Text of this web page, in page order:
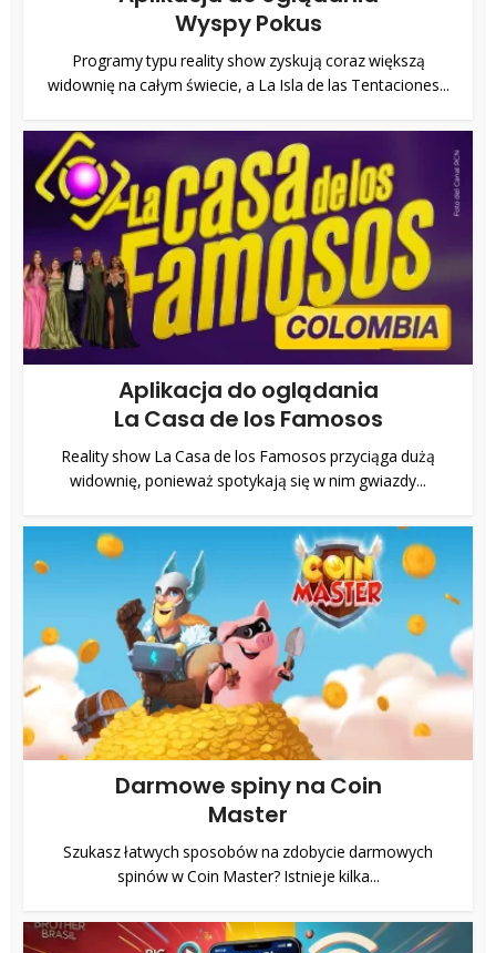
Wyspy Pokus
Programy typu reality show zyskują coraz większą
widownię na całym świecie, a La Isla de las Tentaciones...
Aplikacja do oglądania
La Casa de los Famosos
Reality show La Casa de los Famosos przyciąga dużą
widownię, ponieważ spotykają się w nim gwiazdy...
Darmowe spiny na Coin
Master
Szukasz łatwych sposobów na zdobycie darmowych
spinów w Coin Master? Istnieje kilka...